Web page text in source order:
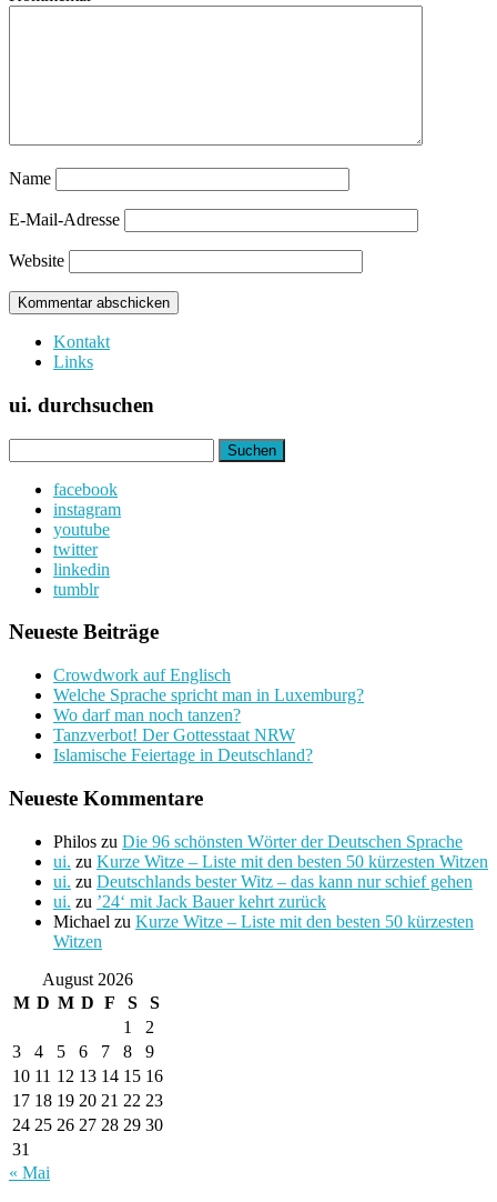
Name
E-Mail-Adresse
Website
Kontakt
Links
ui. durchsuchen
nach:
facebook
instagram
youtube
twitter
linkedin
tumblr
Neueste Beiträge
Crowdwork auf Englisch
Welche Sprache spricht man in Luxemburg?
Wo darf man noch tanzen?
Tanzverbot! Der Gottesstaat NRW
Islamische Feiertage in Deutschland?
Neueste Kommentare
Philos zu Die 96 schönsten Wörter der Deutschen Sprache
ui. zu Kurze Witze – Liste mit den besten 50 kürzesten Witzen
ui. zu Deutschlands bester Witz – das kann nur schief gehen
ui. zu ’24‘ mit Jack Bauer kehrt zurück
Michael zu Kurze Witze – Liste mit den besten 50 kürzesten
Witzen
August 2026
M D M D F S
S
1
2
3
4 5 6 7 8
9
10 11 12 13 14 15 16
17 18 19 20 21 22 23
24 25 26 27 28 29 30
31
« Mai